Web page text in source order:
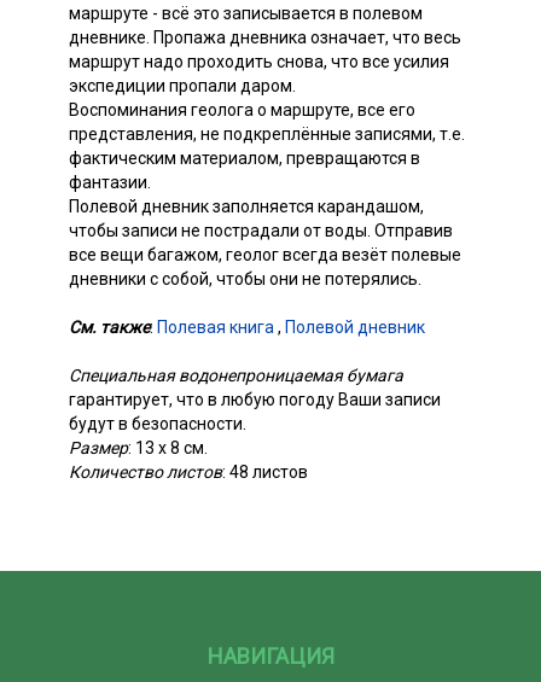
маршруте - всё это записывается в полевом
дневнике. Пропажа дневника означает, что весь
маршрут надо проходить снова, что все усилия
экспедиции пропали даром.
Воспоминания геолога о маршруте, все его
представления, не подкреплённые записями, т.е.
фактическим материалом, превращаются в
фантазии.
Полевой дневник заполняется карандашом,
чтобы записи не пострадали от воды. Отправив
все вещи багажом, геолог всегда везёт полевые
дневники с собой, чтобы они не потерялись.
См. также: Полевая книга , Полевой дневник
Специальная водонепроницаемая бумага
гарантирует, что в любую погоду Ваши записи
будут в безопасности.
Размер: 13 х 8 см.
Количестволистов: 48 листов
НАВИГАЦИЯ